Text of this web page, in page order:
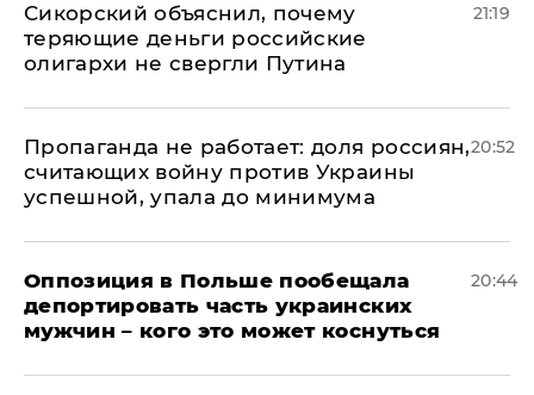
Сикорский объяснил, почему
теряющие деньги российские
олигархи не свергли Путина
21:19
​Пропаганда не работает: доля россиян,
считающих войну против Украины
успешной, упала до минимума
20:52
Оппозиция в Польше пообещала
депортировать часть украинских
мужчин – кого это может коснуться
20:44